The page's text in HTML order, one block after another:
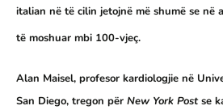
italian në të cilin jetojnë më shumë se në
të moshuar mbi 100-vjeç.
Alan Maisel, profesor kardiologjie në
San Diego, tregon për New York Postse